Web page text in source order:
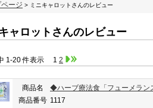
ページ > ミニキャロットさんのレビュー
ャロットさんのレビュー
1-20 件表示 1 2
商品名
◆ハーブ療法食「フューメラ
商品番号 1117